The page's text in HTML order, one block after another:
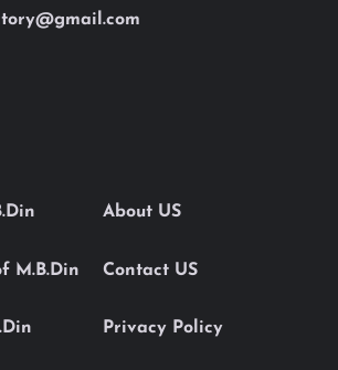
M.B.Din
About US
Contact US
Privacy Policy